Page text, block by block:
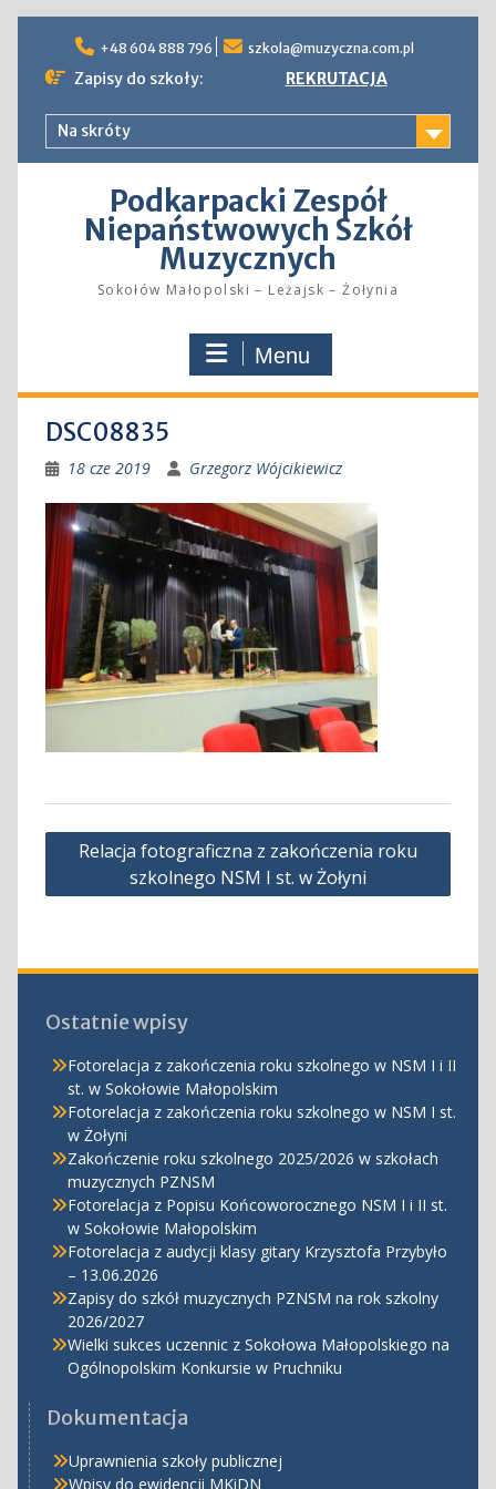
content
+48 604 888 796 szkola@muzyczna.com.pl
Zapisy do szkoły: REKRUTACJA
Na skróty
Podkarpacki Zespół
Niepaństwowych Szkół
Muzycznych
Sokołów Małopolski – Leżajsk – Żołynia
Menu
DSC08835
18 cze 2019 Grzegorz Wójcikiewicz
Nawigacja
Relacja fotograficzna z zakończenia roku
szkolnego NSM I st. w Żołyni
Ostatnie wpisy
Fotorelacja z zakończenia roku szkolnego w NSM I i II
st. w Sokołowie Małopolskim
Fotorelacja z zakończenia roku szkolnego w NSM I st.
w Żołyni
Zakończenie roku szkolnego 2025/2026 w szkołach
muzycznych PZNSM
Fotorelacja z Popisu Końcoworocznego NSM I i II st.
w Sokołowie Małopolskim
Fotorelacja z audycji klasy gitary Krzysztofa Przybyło
– 13.06.2026
Zapisy do szkół muzycznych PZNSM na rok szkolny
2026/2027
Wielki sukces uczennic z Sokołowa Małopolskiego na
Ogólnopolskim Konkursie w Pruchniku
Dokumentacja
Uprawnienia szkoły publicznej
Wpisy do ewidencji MKiDN